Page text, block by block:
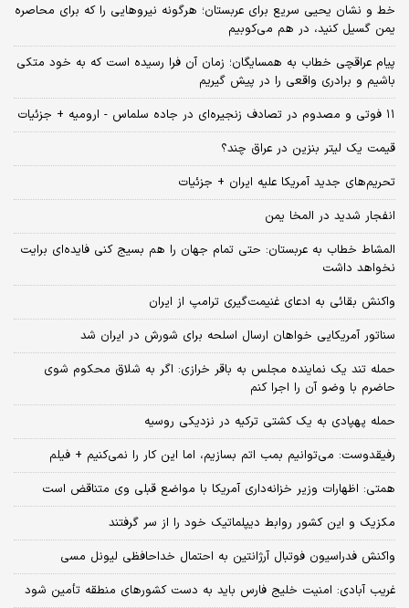
خط و نشان یحیی سریع برای عربستان؛ هرگونه نیروهایی را که برای محاصره
یمن گسیل کنید، در هم می‌کوبیم
پیام عراقچی خطاب به همسایگان؛ زمان آن فرا رسیده است که به خود متکی
باشیم و برادری واقعی را در پیش گیریم
۱۱ فوتی و مصدوم در تصادف زنجیره‌ای در جاده سلماس - ارومیه + جزئیات
قیمت یک لیتر بنزین در عراق چند؟
تحریم‌های جدید آمریکا علیه ایران + جزئیات
انفجار شدید در المخا یمن
المشاط خطاب به عربستان: حتی تمام جهان را هم بسیج کنی فایده‌ای برایت
نخواهد داشت
واکنش بقائی به ادعای غنیمت‌گیری ترامپ از ایران
سناتور آمریکایی خواهان ارسال اسلحه برای شورش در ایران شد
حمله تند یک نماینده مجلس به باقر خرازی: اگر به شلاق محکوم شوی
حاضرم با وضو آن را اجرا کنم
حمله پهپادی به یک کشتی ترکیه در نزدیکی روسیه
رفیقدوست: می‌توانیم بمب اتم بسازیم، اما این کار را نمی‌کنیم + فیلم
همتی: اظهارات وزیر خزانه‌داری آمریکا با مواضع قبلی وی متناقض است
مکزیک و این کشور روابط دیپلماتیک خود را از سر گرفتند
واکنش فدراسیون فوتبال آرژانتین به احتمال خداحافظی لیونل مسی
غریب آبادی: امنیت خلیج فارس باید به دست کشورهای منطقه تأمین شود